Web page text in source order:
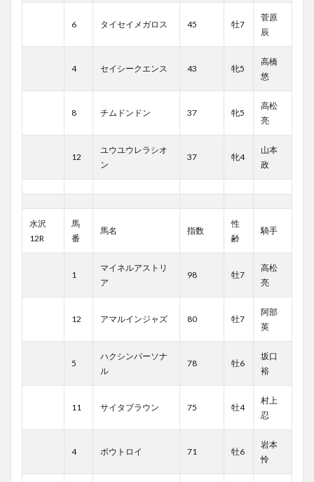
6 タイセイメガロス 45 牡7
菅原
辰
4 セイシークエンス 43 牝5
高橋
悠
8 チムドンドン 37 牝5
高松
亮
12
ユウユウレラシオ
ン
37 牝4
山本
政
水沢
12R
馬
番
馬名 指数
性
齢
騎手
1
マイネルアストリ
ア
98 牡7
高松
亮
12 アマルインジャズ 80 牡7
阿部
英
5
ハクシンパーソナ
ル
78 牡6
坂口
裕
11 サイタブラウン 75 牡4
村上
忍
4 ボウトロイ 71 牡6
岩本
怜